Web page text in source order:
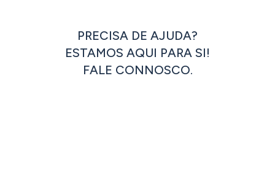
PRECISA DE AJUDA?
ESTAMOS AQUI PARA SI!
FALE CONNOSCO.